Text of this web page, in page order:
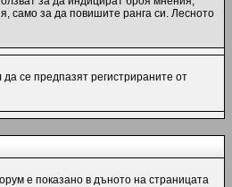
само за да повишите ранга си. Лесното
се предпазят регистрираните от
е показано в дъното на страницата